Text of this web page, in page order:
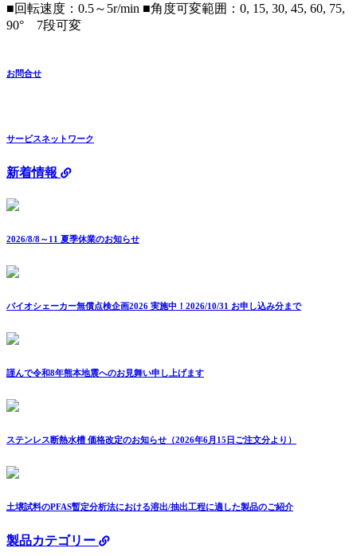
■回転速度：0.5～5r/min ■角度可変範囲：0, 15, 30, 45, 60, 75,
90° 7段可変
お問合せ
サービスネットワーク
新着情報
2026/8/8～11 夏季休業のお知らせ
バイオシェーカー無償点検企画2026 実施中！2026/10/31 お申し込み分まで
謹んで令和8年熊本地震へのお見舞い申し上げます
ステンレス断熱水槽 価格改定のお知らせ（2026年6月15日ご注文分より）
土壌試料のPFAS暫定分析法における溶出/抽出工程に適した製品のご紹介
製品カテゴリー